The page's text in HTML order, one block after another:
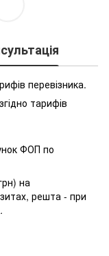
перевізника.
тарифів
ФОП по
на
решта - при